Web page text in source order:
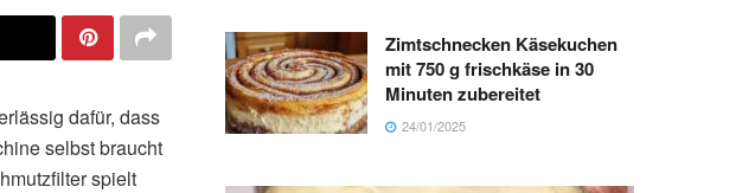
dafür, dass
selbst braucht
spielt
Zimtschnecken Käsekuchen
mit 750 g frischkäse in 30
Minuten zubereitet
24/01/2025